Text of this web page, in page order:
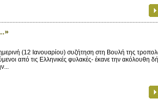
(12 Ιανουαρίου) συζήτηση στη Βουλή της
από τις Ελληνικές φυλακές- έκανε την ακόλουθη